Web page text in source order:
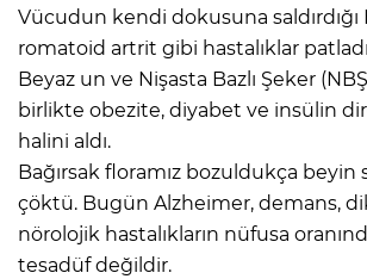
Vücudun kendi dokusuna saldırdığı
romatoid artrit gibi hastalıklar
Beyaz un ve Nişasta Bazlı Şeker
birlikte obezite, diyabet ve insülin
halini aldı.
Bağırsak floramız bozuldukça beyin
çöktü. Bugün Alzheimer, demans,
nörolojik hastalıkların nüfusa
tesadüf değildir.